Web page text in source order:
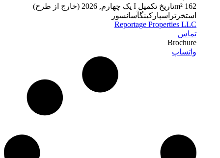
162 m² تاریخ تکمیل I یک چهارم, 2026 (خارج از طرح)
استخر تراسپارکینگآسانسور
Reportage Properties LLC
تماس
Brochure
واتساپ